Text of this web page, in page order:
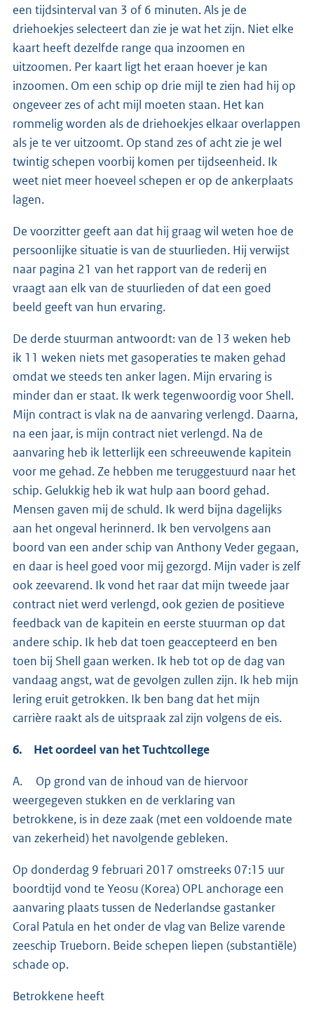
een tijdsinterval van 3 of 6 minuten. Als je de
driehoekjes selecteert dan zie je wat het zijn. Niet elke
kaart heeft dezelfde range qua inzoomen en
uitzoomen. Per kaart ligt het eraan hoever je kan
inzoomen. Om een schip op drie mijl te zien had hij op
ongeveer zes of acht mijl moeten staan. Het kan
rommelig worden als de driehoekjes elkaar overlappen
als je te ver uitzoomt. Op stand zes of acht zie je wel
twintig schepen voorbij komen per tijdseenheid. Ik
weet niet meer hoeveel schepen er op de ankerplaats
lagen.
De voorzitter geeft aan dat hij graag wil weten hoe de
persoonlijke situatie is van de stuurlieden. Hij verwijst
naar pagina 21 van het rapport van de rederij en
vraagt aan elk van de stuurlieden of dat een goed
beeld geeft van hun ervaring.
De derde stuurman antwoordt: van de 13 weken heb
ik 11 weken niets met gasoperaties te maken gehad
omdat we steeds ten anker lagen. Mijn ervaring is
minder dan er staat. Ik werk tegenwoordig voor Shell.
Mijn contract is vlak na de aanvaring verlengd. Daarna,
na een jaar, is mijn contract niet verlengd. Na de
aanvaring heb ik letterlijk een schreeuwende kapitein
voor me gehad. Ze hebben me teruggestuurd naar het
schip. Gelukkig heb ik wat hulp aan boord gehad.
Mensen gaven mij de schuld. Ik werd bijna dagelijks
aan het ongeval herinnerd. Ik ben vervolgens aan
boord van een ander schip van Anthony Veder gegaan,
en daar is heel goed voor mij gezorgd. Mijn vader is zelf
ook zeevarend. Ik vond het raar dat mijn tweede jaar
contract niet werd verlengd, ook gezien de positieve
feedback van de kapitein en eerste stuurman op dat
andere schip. Ik heb dat toen geaccepteerd en ben
toen bij Shell gaan werken. Ik heb tot op de dag van
vandaag angst, wat de gevolgen zullen zijn. Ik heb mijn
lering eruit getrokken. Ik ben bang dat het mijn
carrière raakt als de uitspraak zal zijn volgens de eis.
6. Het oordeel van het Tuchtcollege
A. Op grond van de inhoud van de hiervoor
weergegeven stukken en de verklaring van
betrokkene, is in deze zaak (met een voldoende mate
van zekerheid) het navolgende gebleken.
Op donderdag 9 februari 2017 omstreeks 07:15 uur
boordtijd vond te Yeosu (Korea) OPL anchorage een
aanvaring plaats tussen de Nederlandse gastanker
Coral Patula en het onder de vlag van Belize varende
zeeschip Trueborn. Beide schepen liepen (substantiële)
schade op.
Betrokkene heeft